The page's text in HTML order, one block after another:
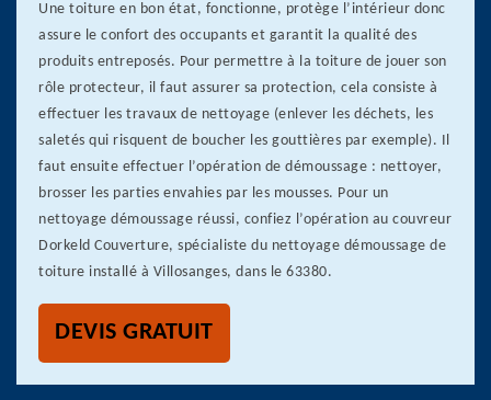
Une toiture en bon état, fonctionne, protège l’intérieur donc
assure le confort des occupants et garantit la qualité des
produits entreposés. Pour permettre à la toiture de jouer son
rôle protecteur, il faut assurer sa protection, cela consiste à
effectuer les travaux de nettoyage (enlever les déchets, les
saletés qui risquent de boucher les gouttières par exemple). Il
faut ensuite effectuer l’opération de démoussage : nettoyer,
brosser les parties envahies par les mousses. Pour un
nettoyage démoussage réussi, confiez l’opération au couvreur
Dorkeld Couverture, spécialiste du nettoyage démoussage de
toiture installé à Villosanges, dans le 63380.
DEVIS GRATUIT